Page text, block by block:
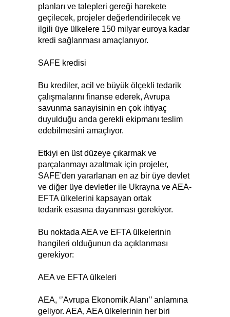
planları ve talepleri gereği harekete
geçilecek, projeler değerlendirilecek ve
ilgili üye ülkelere 150 milyar euroya kadar
kredi sağlanması amaçlanıyor.
SAFE kredisi
Bu krediler, acil ve büyük ölçekli tedarik
çalışmalarını finanse ederek, Avrupa
savunma sanayisinin en çok ihtiyaç
duyulduğu anda gerekli ekipmanı teslim
edebilmesini amaçlıyor.
Etkiyi en üst düzeye çıkarmak ve
parçalanmayı azaltmak için projeler,
SAFE'den yararlanan en az bir üye devlet
ve diğer üye devletler ile Ukrayna ve AEA-
EFTA ülkelerini kapsayan ortak
tedarik esasına dayanması gerekiyor.
Bu noktada AEA ve EFTA ülkelerinin
hangileri olduğunun da açıklanması
gerekiyor:
AEA ve EFTA ülkeleri
AEA, ‘’Avrupa Ekonomik Alanı’’ anlamına
geliyor. AEA, AEA ülkelerinin her biri